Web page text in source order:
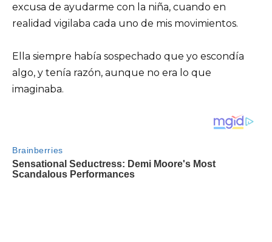
excusa de ayudarme con la niña, cuando en
realidad vigilaba cada uno de mis movimientos.
Ella siempre había sospechado que yo escondía
algo, y tenía razón, aunque no era lo que
imaginaba.